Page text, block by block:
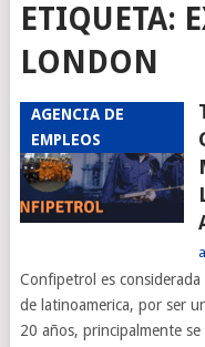
ETIQUETA:
LONDON
AGENCIA DE
EMPLEOS
Confipetrol es
de latinoamerica, por ser
20 años, principalmente se